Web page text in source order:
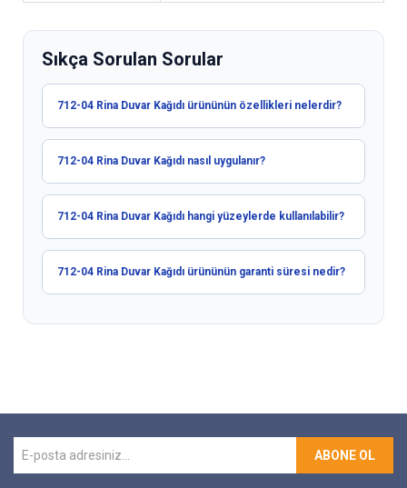
Sıkça Sorulan Sorular
712-04 Rina Duvar Kağıdı ürününün özellikleri nelerdir?
712-04 Rina Duvar Kağıdı nasıl uygulanır?
712-04 Rina Duvar Kağıdı hangi yüzeylerde kullanılabilir?
712-04 Rina Duvar Kağıdı ürününün garanti süresi nedir?
ABONE OL